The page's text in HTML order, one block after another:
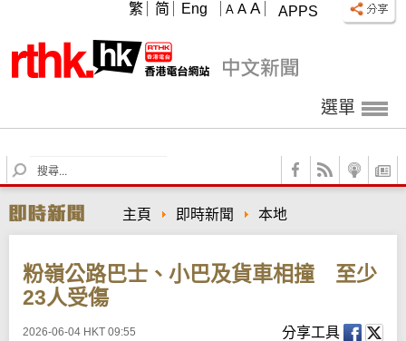
APPS
A A A
繁 简 Eng
選單
S
e
r
c
主頁 即時新聞 本地
粉嶺公路巴士、小巴及貨車相撞 至少
23人受傷
2026-06-04 HKT 09:55 分享工具